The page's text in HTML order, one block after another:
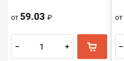
от 59.03₽
– +
от
–